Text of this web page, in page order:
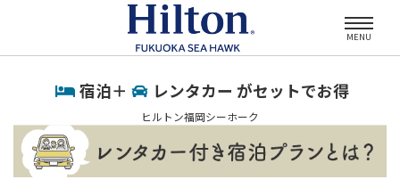
MENU
宿泊＋ レンタカー がセットでお得
ヒルトン福岡シーホーク